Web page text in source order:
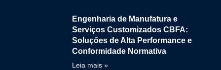
Engenharia de Manufatura e
Serviços Customizados CBFA:
Soluções de Alta Performance e
Conformidade Normativa
Leia mais »